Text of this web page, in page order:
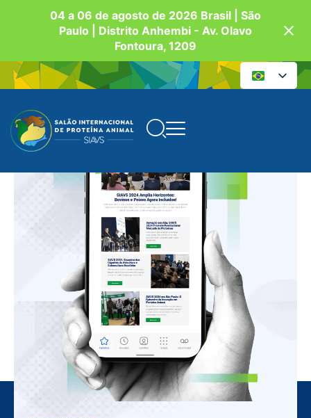
04 a 06 de agosto de 2026 Brasil | São
Paulo | Distrito Anhembi - Av. Olavo
Fontoura, 1209